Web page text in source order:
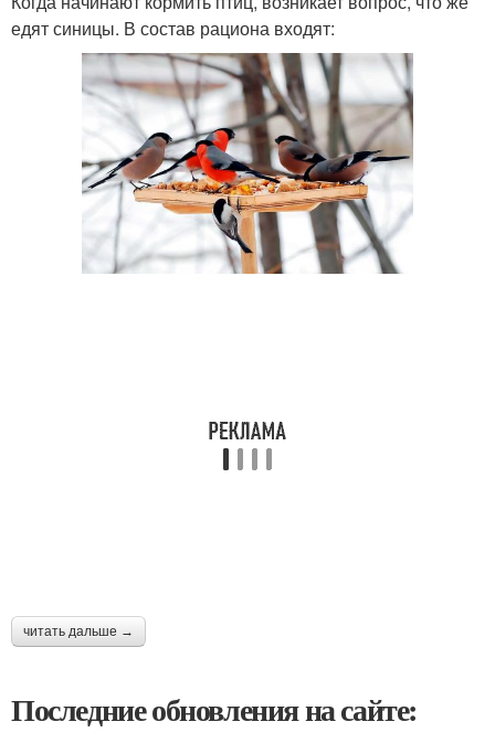
едят синицы. В состав рациона входят:
читать дальше →
Последние обновления на сайте: